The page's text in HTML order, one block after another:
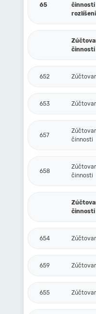
65
činnosti
činnosti
652
653
657
činnosti
658
činnosti
činnosti
654
659
655